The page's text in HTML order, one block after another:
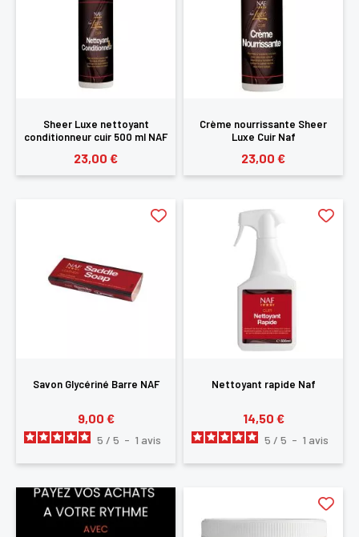
Sheer Luxe nettoyant
conditionneur cuir 500 ml NAF
23,00 €
Crème nourrissante Sheer
Luxe Cuir Naf
23,00 €
Savon Glycériné Barre NAF
9,00 €
5 / 5 - 1 avis
Nettoyant rapide Naf
14,50 €
5 / 5 - 1 avis